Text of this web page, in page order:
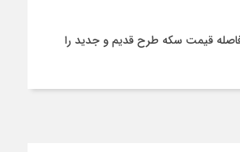
قیمت سکه طرح قدیم و جدید را